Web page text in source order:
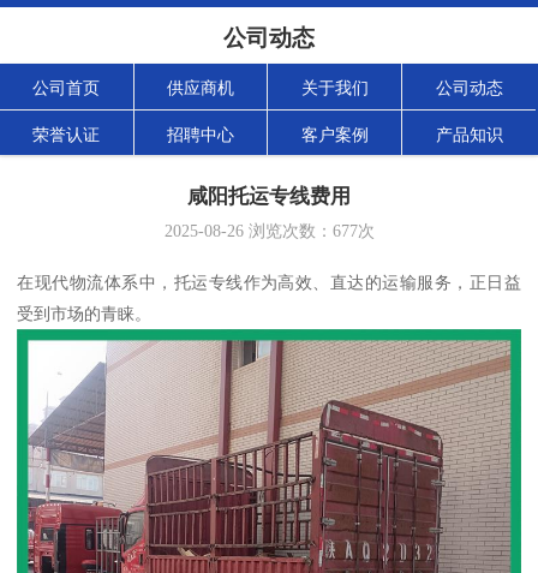
公司动态
公司首页 供应商机 关于我们 公司动态
荣誉认证 招聘中心 客户案例 产品知识
咸阳托运专线费用
2025-08-26浏览次数： 677次
在现代物流体系中，托运专线作为高效、直达的运输服务，正日益
受到市场的青睐。